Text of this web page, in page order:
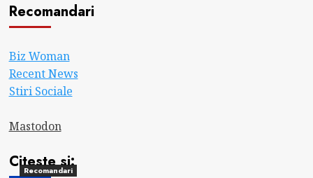
Recomandari
Biz Woman
Recent News
Stiri Sociale
Mastodon
Citeste si:
Recomandari